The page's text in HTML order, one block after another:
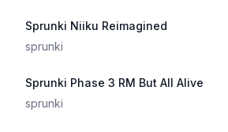
Sprunki Niiku Reimagined
sprunki
Sprunki Phase 3 RM But All Alive
sprunki